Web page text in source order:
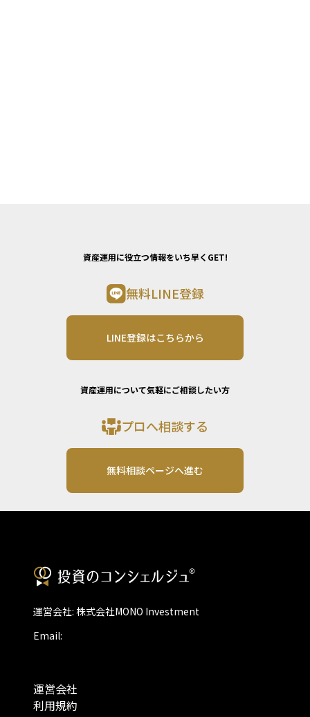
資産運用に役立つ情報をいち早くGET!
無料LINE登録
LINE登録はこちらから
資産運用について気軽にご相談したい方
プロへ相談する
無料相談ページへ進む
運営会社: 株式会社MONO Investment
Email:
運営会社
利用規約